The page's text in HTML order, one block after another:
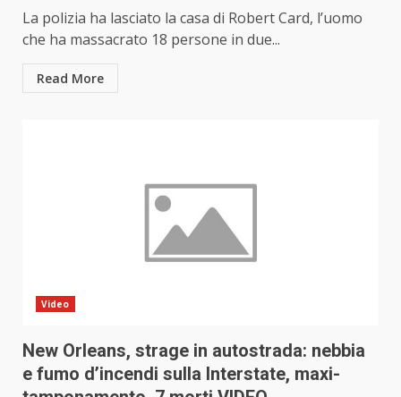
La polizia ha lasciato la casa di Robert Card, l’uomo
che ha massacrato 18 persone in due...
Read More
Video
New Orleans, strage in autostrada: nebbia
e fumo d’incendi sulla Interstate, maxi-